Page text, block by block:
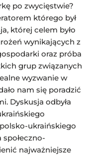
po zwycięstwie?
którego był
której celem było
wynikających z
oraz próba
grup związanych
wyzwanie w
nam się poradzić
Dyskusja odbyła
ukraińskiego
najważniejsze